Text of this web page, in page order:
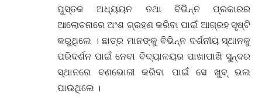
ପୁସ୍ତକ ଅଧ୍ୟୟନ ତଥା ବିଭିନ୍ନ ପ୍ରକାରର
ଆଲୋଚନାରେ ଅଂଶ ଗ୍ରହଣ କରିବା ପାଇଁ ଆଗ୍ରହ ସୃଷ୍ଟି
କରୁଥିଲେ । ଛାତ୍ର ମାନଙ୍କୁ ବିଭିନ୍ନ ଦର୍ଶନୀୟ ସ୍ଥାନକୁ
ପରିଦର୍ଶନ ପାଇଁ ନେବା ବିଦ୍ୟାଳୟର ପାଖାପାଖି ସୁନ୍ଦର
ସ୍ଥାନରେ ବଣଭୋଜୀ କରିବା ପାଇଁ ସେ ଖୁବ୍ ଭଲ
ପାଉଥିଲେ ।